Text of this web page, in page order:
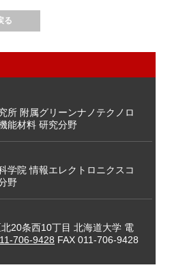
る
所附属グリーンナノテクノロ
能材料 研究分野
学院 情報エレクトロニクスコ
野
20条西10丁目 北海道大学 電
706-9428 FAX 011-706-9428